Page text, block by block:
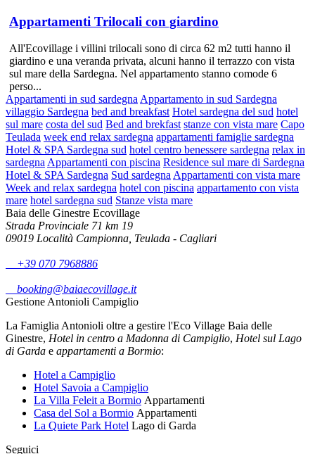
Appartamenti Trilocali con giardino
All'Ecovillage i villini trilocali sono di circa 62 m2 tutti hanno il
giardino e una veranda privata, alcuni hanno il terrazzo con vista
sul mare della Sardegna. Nel appartamento stanno comode 6
perso...
Appartamenti in sud sardegna Appartamento in sud Sardegna
villaggio Sardegna bed and breakfast Hotel sardegna del sud hotel
sul mare costa del sud Bed and brekfast stanze con vista mare Capo
Teulada week end relax sardegna appartamenti famiglie sardegna
Hotel & SPA Sardegna sud hotel centro benessere sardegna relax in
sardegna Appartamenti con piscina Residence sul mare di Sardegna
Hotel & SPA Sardegna Sud sardegna Appartamenti con vista mare
Week and relax sardegna hotel con piscina appartamento con vista
mare hotel sardegna sud Stanze vista mare
Baia delle Ginestre Ecovillage
Strada Provinciale 71 km 19
09019 Località Campionna, Teulada - Cagliari
+39 070 7968886
booking@baiaecovillage.it
Gestione Antonioli Campiglio
La Famiglia Antonioli oltre a gestire l'Eco Village Baia delle
Ginestre, Hotel in centro a Madonna di Campiglio, Hotel sul Lago
di Garda e appartamenti a Bormio:
Hotel a Campiglio
Hotel Savoia a Campiglio
La Villa Feleit a Bormio Appartamenti
Casa del Sol a Bormio Appartamenti
La Quiete Park Hotel Lago di Garda
Seguici